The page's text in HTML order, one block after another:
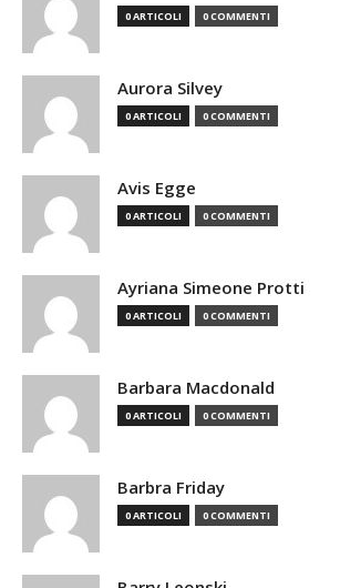
0 ARTICOLI 0 COMMENTI
Aurora Silvey
0 ARTICOLI 0 COMMENTI
Avis Egge
0 ARTICOLI 0 COMMENTI
Ayriana Simeone Protti
0 ARTICOLI 0 COMMENTI
Barbara Macdonald
0 ARTICOLI 0 COMMENTI
Barbra Friday
0 ARTICOLI 0 COMMENTI